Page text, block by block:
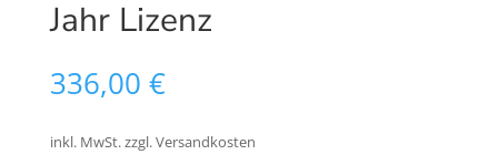
Jahr Lizenz
336,00 €
inkl. MwSt.zzgl. Versandkosten